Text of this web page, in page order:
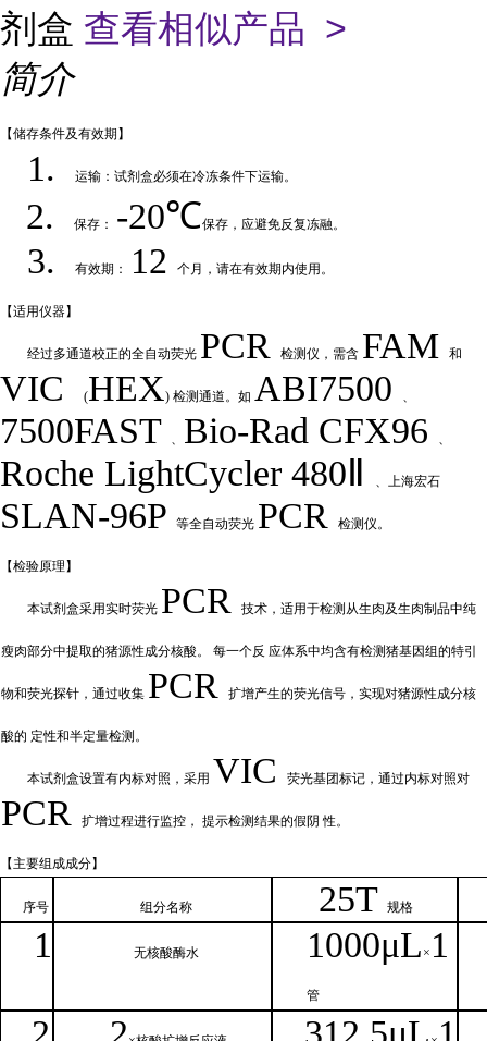
剂盒 查看相似产品 >
简介
【储存条件及有效期】
1.运输：试剂盒必须在冷冻条件下运输。
2.保存： -20℃保存，应避免反复冻融。
3. 有效期： 12 个月，请在有效期内使用 。
【适用仪器】
经过多通道校正的全自动荧光 PCR 检测仪，需含 FAM 和
VIC(HEX) 检测通道。如ABI7500 、
7500FAST 、 Bio-Rad CFX96 、
Roche LightCycler 480Ⅱ 、上海宏石
SLAN-96P等全自动荧光 PCR检测仪。
【检验原理】
本试剂盒采用实时荧光 PCR 技术，适用于检测从生肉及生肉制品中纯
瘦肉部分中提取的猪源性成分核酸。 每一个反 应体系中均含有检测猪基因组的特引
物和荧光探针，通过收集 PCR 扩增产生的荧光信号，实现对猪源性成分核
酸的 定性和半定量检测。
本试剂盒设置有内标对照，采用 VIC 荧光基团标记，通过内标对照对
PCR 扩增过程进行监控， 提示检测结果的假阴 性。
【主要组 成成分】
序号 组分名称 25T 规格
1 无核酸酶水 1000μL × 1
管